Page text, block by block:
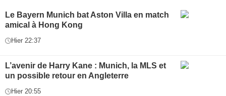
Le Bayern Munich bat Aston Villa en match
amical à Hong Kong
Hier 22:37
L’avenir de Harry Kane : Munich, la MLS et
un possible retour en Angleterre
Hier 20:55